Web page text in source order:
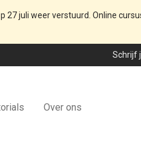
27 juli weer verstuurd. Online
Schrijf
Over ons